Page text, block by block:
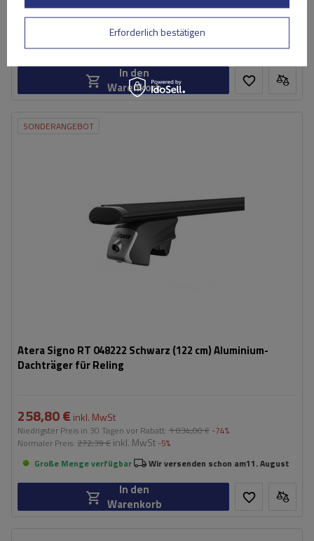
237,89 €
Große Menge verfügbar Wir versenden schon am11. August
In den
Warenkorb
SONDERANGEBOT
Atera Signo RT 048222 Schwarz (122 cm) Aluminium-
Dachträger für Reling
258,80 € inkl. MwSt
Niedrigster Preis in 30 Tagen vor Rabatt: 1 034,00 € -74%
Normaler Preis: 272,39 € inkl. MwSt -5%
Große Menge verfügbar
Wir versenden schon am11. August
In den
Warenkorb
Erforderlich bestätigen